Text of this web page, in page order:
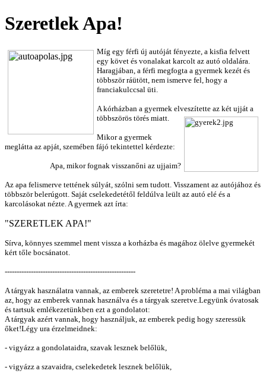
Szeretlek Apa!
Míg egy férfi új autóját fényezte, a kisfia felvett
egy követ és vonalakat karcolt az autó oldalára.
Haragjában, a férfi megfogta a gyermek kezét és
többször ráütött, nem ismerve fel, hogy a
franciakulccsal üti.
A kórházban a gyermek elveszítette az két ujját a
többszörös törés miatt.
Mikor a gyermek
meglátta az apját, szemében fájó tekintettel kérdezte:
Apa, mikor fognak visszanőni az ujjaim?
Az apa felismerve tettének súlyát, szólni sem tudott. Visszament az autójához és
többször belerúgott. Saját cselekedetétől feldúlva leült az autó elé és a
karcolásokat nézte. A gyermek azt írta:
"SZERETLEK APA!"
Sírva, könnyes szemmel ment vissza a korházba és magához ölelve gyermekét
kért tőle bocsánatot.
-------------------------------------------------------
A tárgyak használatra vannak, az emberek szeretetre! A probléma a mai világban
az, hogy az emberek vannak használva és a tárgyak szeretve.Legyünk óvatosak
és tartsuk emlékezetünkben ezt a gondolatot:
A tárgyak azért vannak, hogy használjuk, az emberek pedig hogy szeressük
őket!Légy ura érzelmeidnek:
- vigyázz a gondolataidra, szavak lesznek belőlük,
- vigyázz a szavaidra, cselekedetek lesznek belőlük,